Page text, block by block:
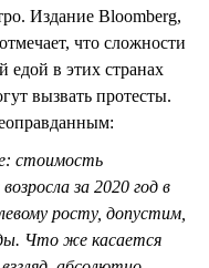
Издание Bloomberg,
что сложности
едой в этих странах
вызвать протесты.
стоимость
за 2020 год в
росту, допустим,
Что же касается